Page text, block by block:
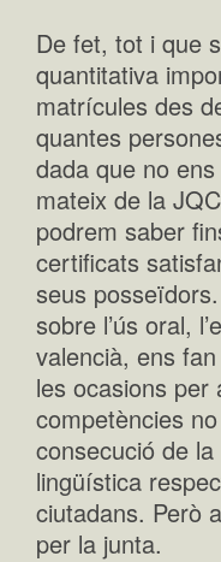
De fet, tot i que
quantitativa
matrícules des
quantes
dada que no
mateix de la
podrem saber
certificats
seus
sobre l’ús oral,
valencià, ens
les ocasions per
competències
consecució de
lingüística
ciutadans. Però
per la junta.